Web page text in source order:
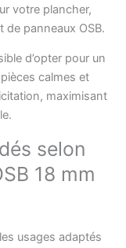
votre plancher,
de panneaux OSB.
d’opter pour un
calmes et
maximisant
selon
18 mm
usages adaptés